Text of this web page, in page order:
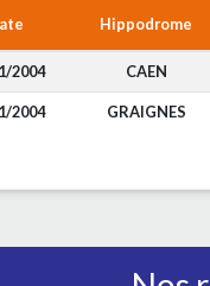
Hippodrome
2004 CAEN
2004 GRAIGNES